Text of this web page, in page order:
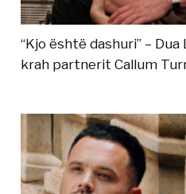
“Kjo është dashuri” –
krah partnerit Callum